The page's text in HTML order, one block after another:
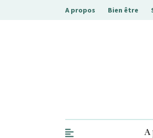
A propos Bien être
A